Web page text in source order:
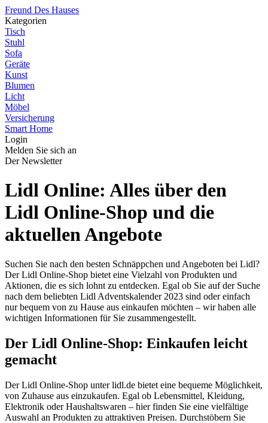
Freund Des Hauses
Kategorien
Tisch
Stuhl
Sofa
Geräte
Kunst
Blumen
Licht
Möbel
Versicherung
Smart Home
Login
Melden Sie sich an
Der Newsletter
Lidl Online: Alles über den
Lidl Online-Shop und die
aktuellen Angebote
Suchen Sie nach den besten Schnäppchen und Angeboten bei Lidl?
Der Lidl Online-Shop bietet eine Vielzahl von Produkten und
Aktionen, die es sich lohnt zu entdecken. Egal ob Sie auf der Suche
nach dem beliebten Lidl Adventskalender 2023 sind oder einfach
nur bequem von zu Hause aus einkaufen möchten – wir haben alle
wichtigen Informationen für Sie zusammengestellt.
Der Lidl Online-Shop: Einkaufen leicht
gemacht
Der Lidl Online-Shop unter lidl.de bietet eine bequeme Möglichkeit,
von Zuhause aus einzukaufen. Egal ob Lebensmittel, Kleidung,
Elektronik oder Haushaltswaren – hier finden Sie eine vielfältige
Auswahl an Produkten zu attraktiven Preisen. Durchstöbern Sie